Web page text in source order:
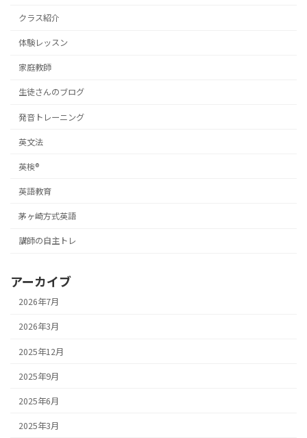
クラス紹介
体験レッスン
家庭教師
生徒さんのブログ
発音トレーニング
英文法
英検®
英語教育
茅ヶ崎方式英語
講師の自主トレ
アーカイブ
2026年7月
2026年3月
2025年12月
2025年9月
2025年6月
2025年3月